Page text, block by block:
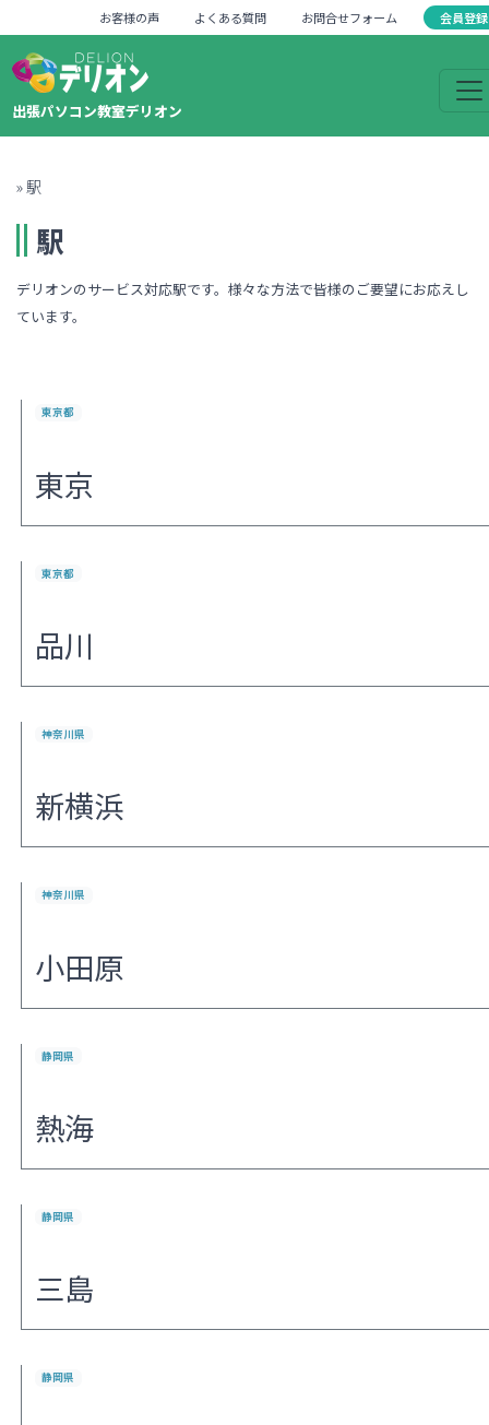
お客様の声 よくある質問 お問合せフォーム 会員登録
出張パソコン教室デリオン
»駅
駅
デリオンのサービス対応駅です。様々な方法で皆様のご要望にお応えし
ています。
東京都
東京
東京都
品川
神奈川県
新横浜
神奈川県
小田原
静岡県
熱海
静岡県
三島
静岡県